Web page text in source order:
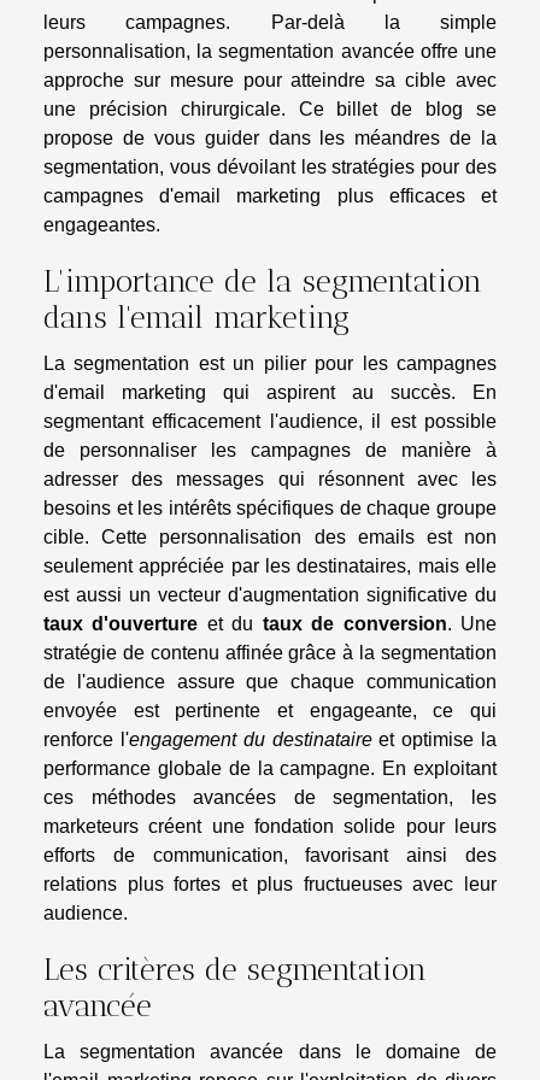
leurs campagnes. Par-delà la simple
personnalisation, la segmentation avancée offre une
approche sur mesure pour atteindre sa cible avec
une précision chirurgicale. Ce billet de blog se
propose de vous guider dans les méandres de la
segmentation, vous dévoilant les stratégies pour des
campagnes d'email marketing plus efficaces et
engageantes.
L'importance de la segmentation
dans l'email marketing
La segmentation est un pilier pour les campagnes
d'email marketing qui aspirent au succès. En
segmentant efficacement l'audience, il est possible
de personnaliser les campagnes de manière à
adresser des messages qui résonnent avec les
besoins et les intérêts spécifiques de chaque groupe
cible. Cette personnalisation des emails est non
seulement appréciée par les destinataires, mais elle
est aussi un vecteur d'augmentation significative du
taux d'ouverture et du taux de conversion. Une
stratégie de contenu affinée grâce à la segmentation
de l'audience assure que chaque communication
envoyée est pertinente et engageante, ce qui
renforce l'engagement du destinataireet optimise la
performance globale de la campagne. En exploitant
ces méthodes avancées de segmentation, les
marketeurs créent une fondation solide pour leurs
efforts de communication, favorisant ainsi des
relations plus fortes et plus fructueuses avec leur
audience.
Les critères de segmentation
avancée
La segmentation avancée dans le domaine de